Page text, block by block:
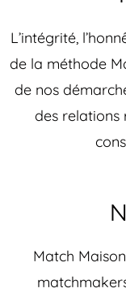
L’intégrité,
de la méthode
de nos
des relations
Match